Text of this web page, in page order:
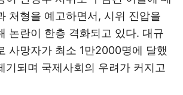
처형을 예고하면서, 시위 진압을
논란이 한층 격화되고 있다. 대규
사망자가 최소 1만2000명에 달했
기되며 국제사회의 우려가 커지고